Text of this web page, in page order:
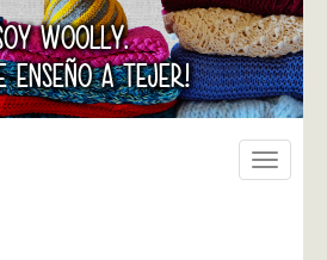
WOOLLY.
ENSEÑO A TEJER!
Toggle